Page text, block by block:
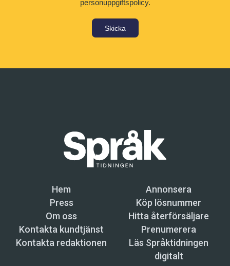
personuppgiftspolicy.
Skicka
Hem
Annonsera
Press
Köp lösnummer
Om oss
Hitta återförsäljare
Kontakta kundtjänst
Prenumerera
Kontakta redaktionen
Läs Språktidningen
digitalt